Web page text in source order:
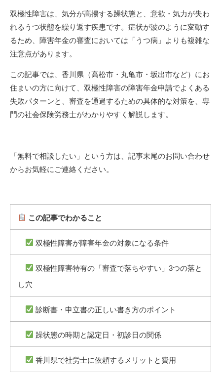
双極性障害は、気分が高揚する躁状態と、意欲・気力が失わ
れるうつ状態を繰り返す疾患です。症状が波のように変動す
るため、障害年金の審査においては「うつ病」よりも複雑な
注意点があります。
この記事では、香川県（高松市・丸亀市・坂出市など）にお
住まいの方に向けて、双極性障害の障害年金申請でよくある
失敗パターンと、審査を通過するための具体的な対策を、専
門の社会保険労務士がわかりやすく解説します。
「無料で相談したい」という方は、記事末尾のお問い合わせ
からお気軽にご連絡ください。
この記事でわかること
双極性障害が障害年金の対象になる条件
双極性障害特有の「審査で落ちやすい」3つの落と
し穴
診断書・申立書の正しい書き方のポイント
躁状態の時期と認定日・初診日の関係
香川県で社労士に依頼するメリットと費用